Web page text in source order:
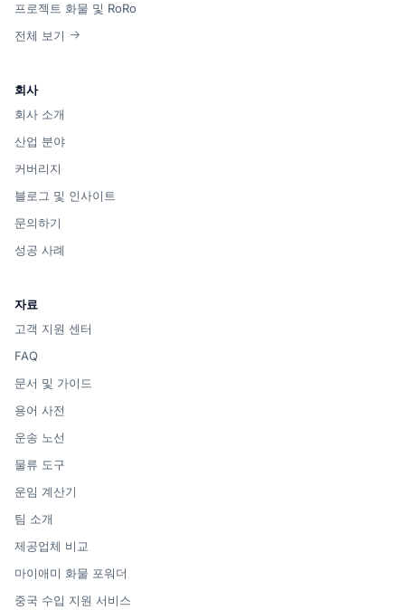
프로젝트 화물 및 RoRo
전체 보기
회사
회사 소개
산업 분야
커버리지
블로그 및 인사이트
문의하기
성공 사례
자료
고객 지원 센터
FAQ
문서 및 가이드
용어 사전
운송 노선
물류 도구
운임 계산기
팀 소개
제공업체 비교
마이애미 화물 포워더
중국 수입 지원 서비스